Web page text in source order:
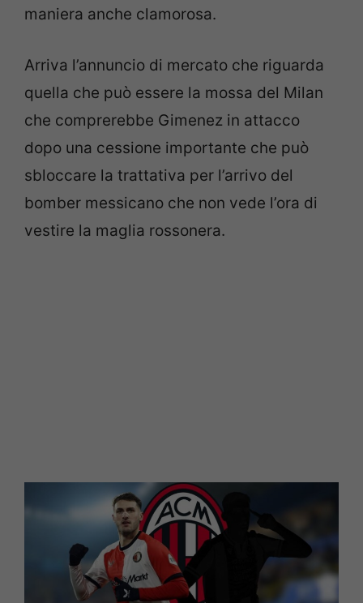
maniera anche clamorosa.
Arriva l’annuncio di mercato che riguarda
quella che può essere la mossa del Milan
che comprerebbe Gimenez in attacco
dopo una cessione importante che può
sbloccare la trattativa per l’arrivo del
bomber messicano che non vede l’ora di
vestire la maglia rossonera.